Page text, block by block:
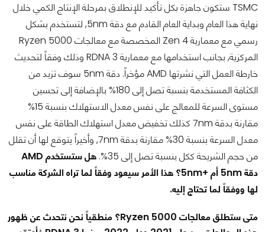
TSMC ستكون جاهزة بكل تأكيد للإنطلاق بمرحلة الإنتاج الكمي خلال
نهاية هذا العام وبداية العام القادم مع دقة 5nm, لتستخدم بشكل
رسمي مع معمارية Zen 4 المخصصة مع معالجات Ryzen 5000
المركزية, بجانب استخدامها مع معمارية RDNA 3 وذلك وفقاً لتحديث
خارطة العمل التي نشرتها AMD مؤخراً. دقة 5nm سوف تزيد من
الكثافة المستخدمة بنسبة تصل إلى 180% بالإضافة إلى تحسين
مستوى السرعة للمعالج على نفس معدل الاستهلاك بنسبة 15%
مقارنة بدقة 7nm كذلك تخفيض معدل استهلاك الطاقة على نفس
معدل السرعة بنسبة 30% مقارنة بدقة 7nm, وأخيراً يتوقع لها أن تقلل
من حجم الشريحة ككل بنسبة تصل إلى 35%.
هل ستستخدم AMD
دقة 5nm أم +5nm؟ هذا الأمر سيعود وفقاً لما تراه الشركة مناسب
لها ووفقاً لما تحتاج إليه.
متى ستطلق معالجات Ryzen 5000؟ منطقياً نحن نتحدث عن ظهور